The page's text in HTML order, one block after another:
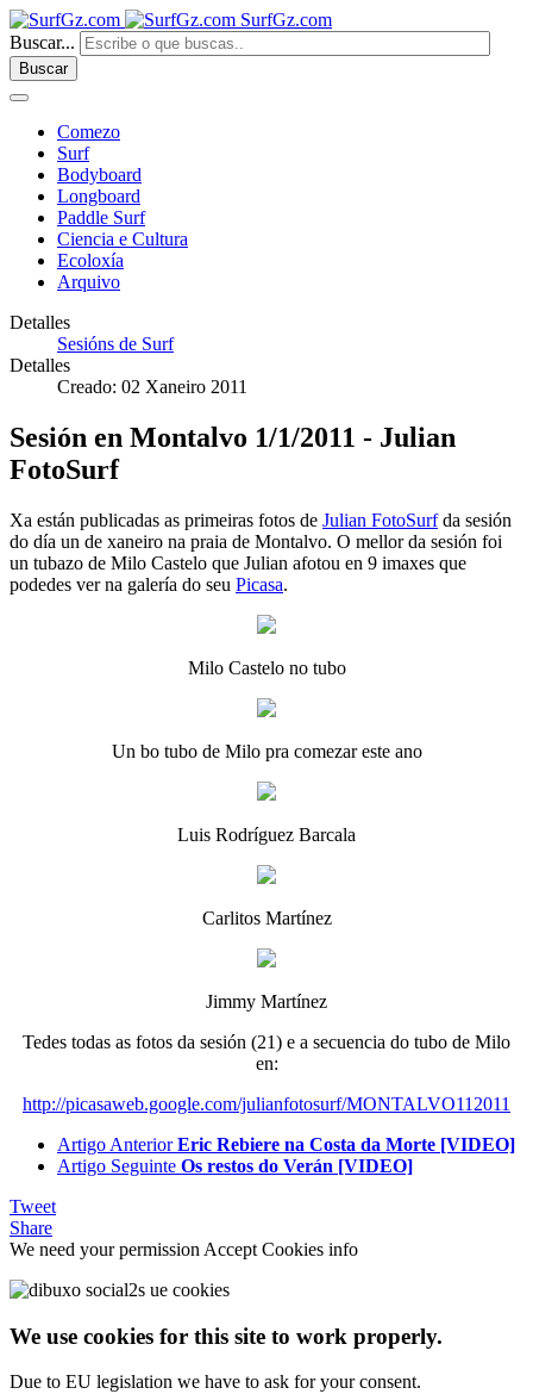
SurfGz.com
Buscar...
Buscar
Comezo
Surf
Bodyboard
Longboard
Paddle Surf
Ciencia e Cultura
Ecoloxía
Arquivo
Detalles
Sesións de Surf
Detalles
Creado: 02 Xaneiro 2011
Sesión en Montalvo 1/1/2011 - Julian
FotoSurf
Xa están publicadas as primeiras fotos de Julian FotoSurfda sesión
do día un de xaneiro na praia de Montalvo. O mellor da sesión foi
un tubazo de Milo Castelo que Julian afotou en 9 imaxes que
podedes ver na galería do seu Picasa.
Milo Castelo no tubo
Un bo tubo de Milo pra comezar este ano
Luis Rodríguez Barcala
Carlitos Martínez
Jimmy Martínez
Tedes todas as fotos da sesión (21) e a secuencia do tubo de Milo
en:
http://picasaweb.google.com/julianfotosurf/MONTALVO112011
Artigo Anterior Eric Rebiere na Costa da Morte [VIDEO]
Artigo Seguinte Os restos do Verán [VIDEO]
Tweet
Share
We need your permission Accept Cookies info
We use cookies for this site to work properly.
Due to EU legislation we have to ask for your consent.